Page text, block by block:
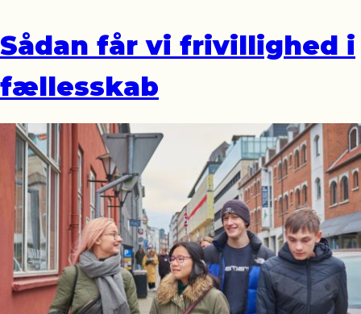
Sådan får vi frivillighed i
fællesskab